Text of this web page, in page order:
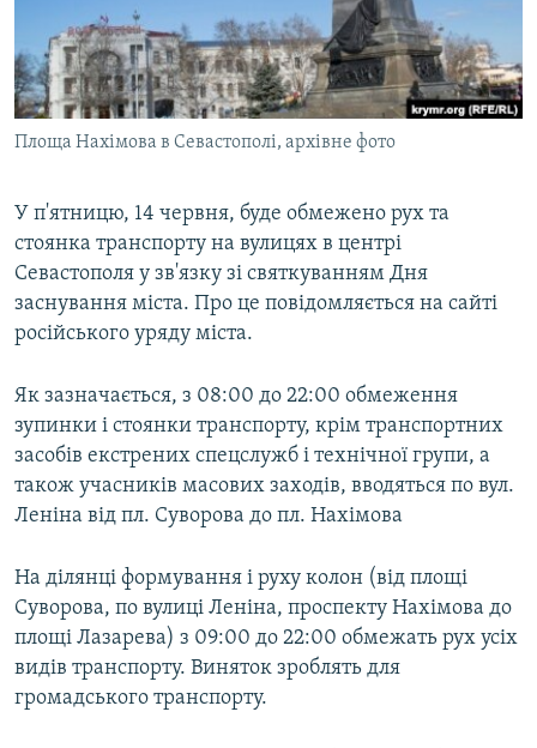
ВІДЕОУРОКИ «ELIFBE»
СВІДЧЕННЯ ОКУПАЦІЇ
УКРАЇНСЬКА ПРОБЛЕМА КРИМУ
ІНФОГРАФІКА
Русский
Qırımtatar
ДОЛУЧАЙСЯ!
Усі сайти RFE/RL
Площа Нахімова в Севастополі, архівне фото
У п'ятницю, 14 червня, буде обмежено рух та
стоянка транспорту на вулицях в центрі
Севастополя у зв'язку зі святкуванням Дня
заснування міста. Про це повідомляється на сайті
російського уряду міста.
Як зазначається, з 08:00 до 22:00 обмеження
зупинки і стоянки транспорту, крім транспортних
засобів екстрених спецслужб і технічної групи, а
також учасників масових заходів, вводяться по вул.
Леніна від пл. Суворова до пл. Нахімова
На ділянці формування і руху колон (від площі
Суворова, по вулиці Леніна, проспекту Нахімова до
площі Лазарева) з 09:00 до 22:00 обмежать рух усіх
видів транспорту. Виняток зроблять для
громадського транспорту.